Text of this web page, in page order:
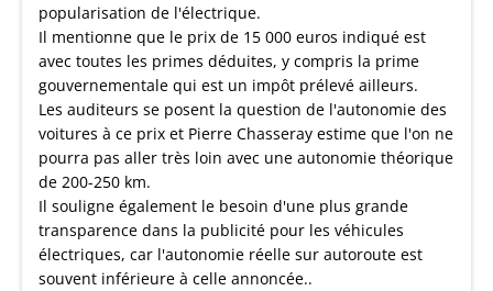
popularisation de l'électrique.
Il mentionne que le prix de 15 000 euros indiqué est
avec toutes les primes déduites, y compris la prime
gouvernementale qui est un impôt prélevé ailleurs.
Les auditeurs se posent la question de l'autonomie des
voitures à ce prix et Pierre Chasseray estime que l'on ne
pourra pas aller très loin avec une autonomie théorique
de 200-250 km.
Il souligne également le besoin d'une plus grande
transparence dans la publicité pour les véhicules
électriques, car l'autonomie réelle sur autoroute est
souvent inférieure à celle annoncée..